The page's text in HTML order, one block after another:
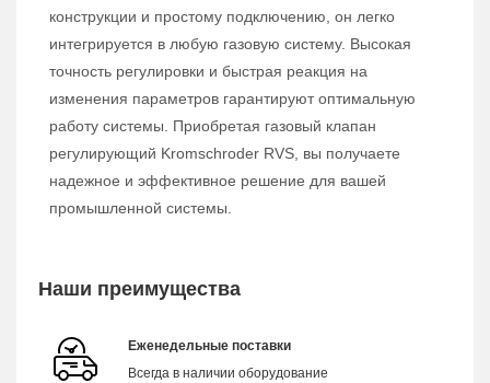
конструкции и простому подключению, он легко
интегрируется в любую газовую систему. Высокая
точность регулировки и быстрая реакция на
изменения параметров гарантируют оптимальную
работу системы. Приобретая газовый клапан
регулирующий Kromschroder RVS, вы получаете
надежное и эффективное решение для вашей
промышленной системы.
Наши преимущества
Еженедельные поставки
Всегда в наличии оборудование